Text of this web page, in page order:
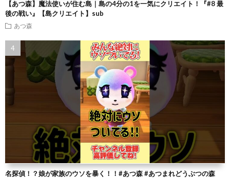
【あつ森】魔法使いが住む島｜島の4分の1を一気にクリエイト！『#8 最
後の戦い』【島クリエイト】sub
あつ森
名探偵！？娘が家族のウソを暴く！！#あつ森 #あつまれどうぶつの森